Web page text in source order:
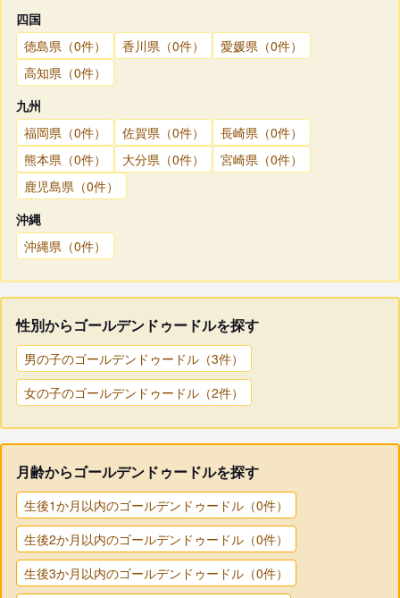
四国
徳島県（0件）
香川県（0件）
愛媛県（0件）
高知県（0件）
九州
福岡県（0件）
佐賀県（0件）
長崎県（0件）
熊本県（0件）
大分県（0件）
宮崎県（0件）
鹿児島県（0件）
沖縄
沖縄県（0件）
性別からゴールデンドゥードルを探す
男の子のゴールデンドゥードル（3件）
女の子のゴールデンドゥードル（2件）
月齢からゴールデンドゥードルを探す
生後1か月以内のゴールデンドゥードル（0件）
生後2か月以内のゴールデンドゥードル（0件）
生後3か月以内のゴールデンドゥードル（0件）